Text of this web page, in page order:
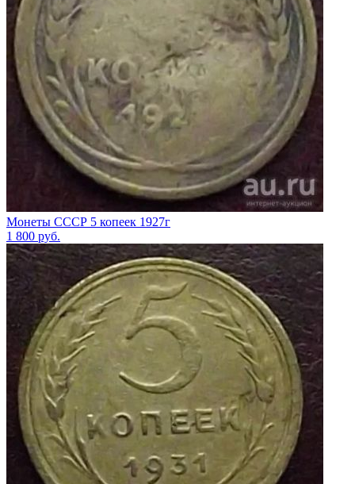
Монеты СССР 5 копеек 1927г
1 800 руб.